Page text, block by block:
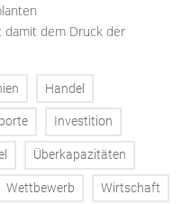
damit dem Druck der
Handel
Investition
Überkapazitäten
Wettbewerb Wirtschaft